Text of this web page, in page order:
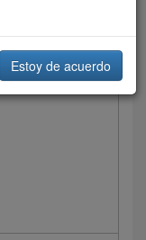
Estoy de acuerdo